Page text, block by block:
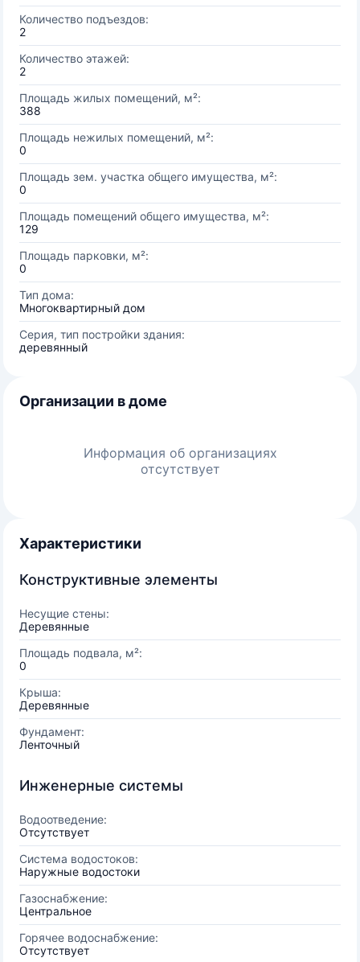
Количество подъездов:
2
Количество этажей:
2
Площадь жилых помещений, м²:
388
Площадь нежилых помещений, м²:
0
Площадь зем. участка общего имущества, м²:
0
Площадь помещений общего имущества, м²:
129
Площадь парковки, м²:
0
Тип дома:
Многоквартирный дом
Серия, тип постройки здания:
деревянный
Организации в доме
Информация об организациях
отсутствует
Характеристики
Конструктивные элементы
Несущие стены:
Деревянные
Площадь подвала, м²:
0
Крыша:
Деревянные
Фундамент:
Ленточный
Инженерные системы
Водоотведение:
Отсутствует
Система водостоков:
Наружные водостоки
Газоснабжение:
Центральное
Горячее водоснабжение:
Отсутствует